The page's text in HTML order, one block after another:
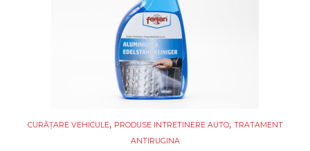
CURĂȚARE VEHICULE, PRODUSE INTRETINERE AUTO, TRATAMENT
ANTIRUGINA